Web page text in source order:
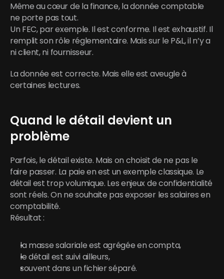
Même au cœur de la finance, la donnée comptable
ne porte pas tout.
Un FEC, par exemple. Il est conforme. Il est exhaustif. Il
remplit son rôle réglementaire. Mais sur le P&L, il n’y a
ni client, ni fournisseur.
La donnée est correcte. Mais elle est aveugle à
certaines lectures.
Quand le détail devient un
problème
Parfois, le détail existe. Mais on choisit de ne pas le
faire passer. La paie en est un exemple classique. Le
détail est trop volumique. Les enjeux de confidentialité
sont réels. On ne souhaite pas exposer les salaires en
comptabilité.
Résultat :
la masse salariale est agrégée en compta,
le détail est suivi ailleurs,
souvent dans un fichier séparé.